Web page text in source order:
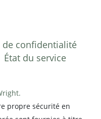
de confidentialité
État du service
propre sécurité en